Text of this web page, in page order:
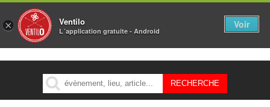
MENU
× Ventilo
L´application gratuite - Android
Voir